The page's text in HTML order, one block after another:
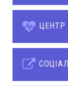
ЦЕНТР